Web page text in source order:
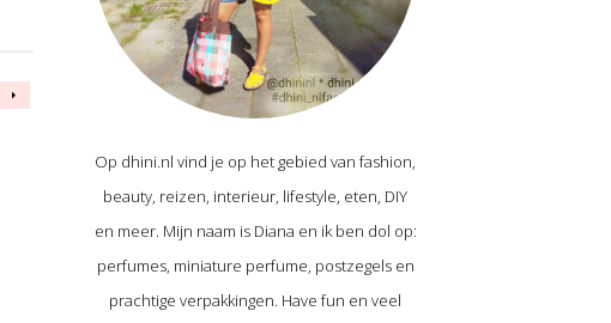
Op dhini.nl vind je op het gebied van fashion,
beauty, reizen, interieur, lifestyle, eten, DIY
en meer. Mijn naam is Diana en ik ben dol op:
perfumes, miniature perfume, postzegels en
prachtige verpakkingen. Have fun en veel